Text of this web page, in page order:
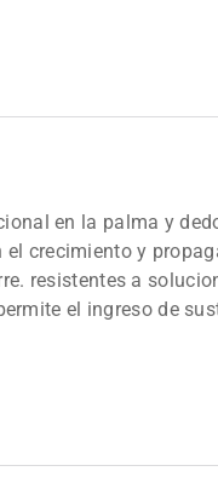
en la palma y
crecimiento y
resistentes a
el ingreso de